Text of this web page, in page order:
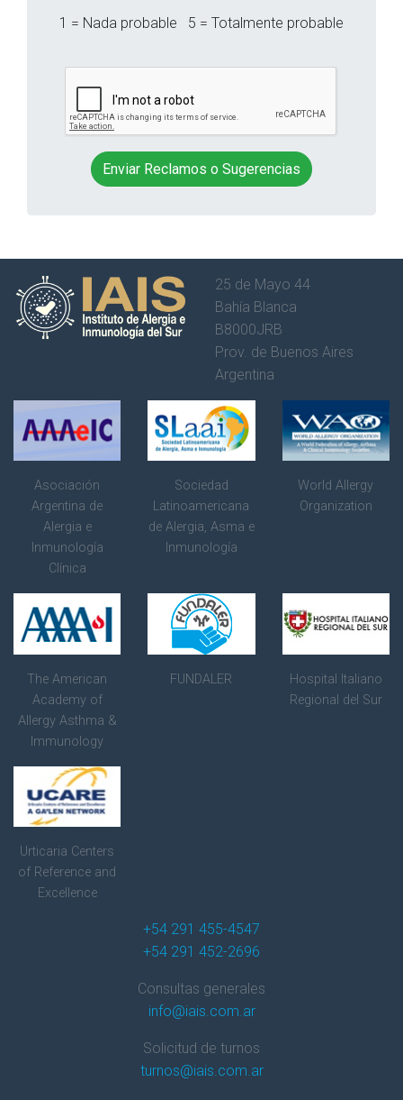
1 = Nada probable 5 = Totalmente probable
Enviar Reclamos o Sugerencias
25 de Mayo 44
Bahía Blanca
B8000JRB
Prov. de Buenos Aires
Argentina
Asociación
Argentina de
Alergia e
Inmunología
Clínica
Sociedad
Latinoamericana
de Alergia, Asma e
Inmunología
World Allergy
Organization
The American
Academy of
Allergy Asthma &
Immunology
FUNDALER
Hospital Italiano
Regional del Sur
Urticaria Centers
of Reference and
Excellence
+54 291 455-4547
+54 291 452-2696
Consultas generales
info@iais.com.ar
Solicitud de turnos
turnos@iais.com.ar